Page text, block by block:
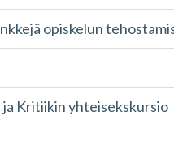
opiskelun
ja Kritiikin yhteisekskursio